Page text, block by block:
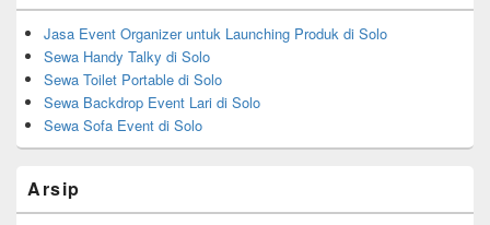
Jasa Event Organizer untuk Launching Produk di Solo
Sewa Handy Talky di Solo
Sewa Toilet Portable di Solo
Sewa Backdrop Event Lari di Solo
Sewa Sofa Event di Solo
Arsip